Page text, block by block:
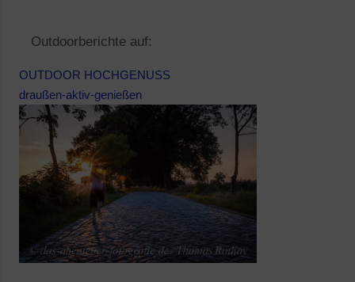
Outdoorberichte auf:
OUTDOOR HOCHGENUSS
draußen-aktiv-genießen